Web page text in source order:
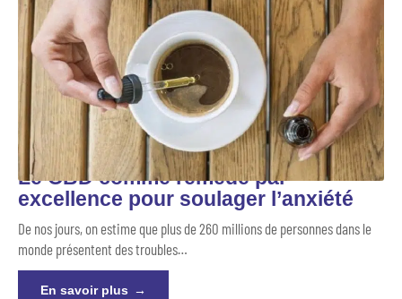
Le CBD comme remède par
excellence pour soulager l’anxiété
De nos jours, on estime que plus de 260 millions de personnes dans le
monde présentent des troubles…
En savoir plus